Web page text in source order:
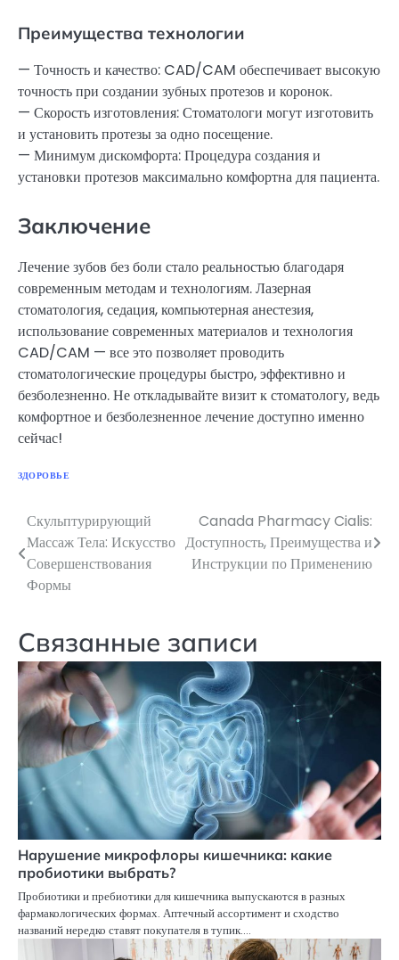
Преимущества технологии
— Точность и качество: CAD/CAM обеспечивает высокую
точность при создании зубных протезов и коронок.
— Скорость изготовления: Стоматологи могут изготовить
и установить протезы за одно посещение.
— Минимум дискомфорта: Процедура создания и
установки протезов максимально комфортна для пациента.
Заключение
Лечение зубов без боли стало реальностью благодаря
современным методам и технологиям. Лазерная
стоматология, седация, компьютерная анестезия,
использование современных материалов и технология
CAD/CAM — все это позволяет проводить
стоматологические процедуры быстро, эффективно и
безболезненно. Не откладывайте визит к стоматологу, ведь
комфортное и безболезненное лечение доступно именно
сейчас!
ЗДОРОВЬЕ
Навигация
по
записям
Скульптурирующий
Массаж Тела: Искусство
Совершенствования
Формы
Canada Pharmacy Cialis:
Доступность, Преимущества и
Инструкции по Применению
Связанные записи
Нарушение микрофлоры кишечника: какие
пробиотики выбрать?
Пробиотики и пребиотики для кишечника выпускаются в разных
фармакологических формах. Аптечный ассортимент и сходство
названий нередко ставят покупателя в тупик.…